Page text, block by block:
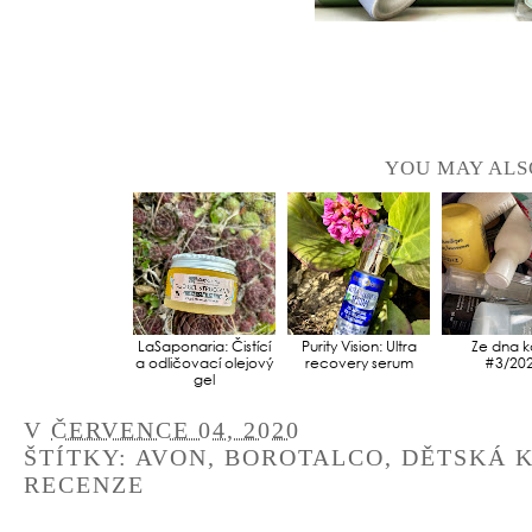
YOU MAY
LaSaponaria: Čistící
a odličovací olejový
gel
Purity Vision: Ultra
recovery serum
Ze dna
#3/
V ČERVENCE 04, 2020
ŠTÍTKY: AVON, BOROTALCO, DĚTSKÁ
RECENZE